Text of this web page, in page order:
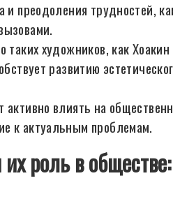
и преодоления трудностей,
таких художников, как
развитию
активно влиять на
к актуальным проблемам.
роль в